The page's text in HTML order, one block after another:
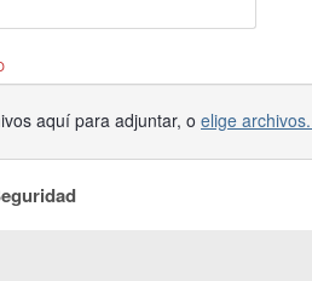
aquí para adjuntar, o elige